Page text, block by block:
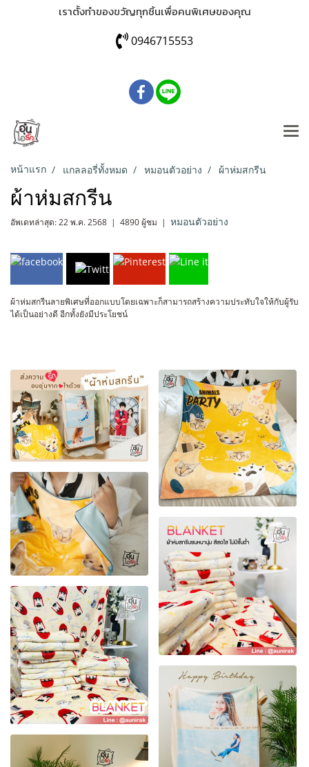
เราตั้งทำของขวัญทุกชิ้นเพื่อคนพิเศษของคุณ
0946715553
หน้าแรก แกลลอรี่ทั้งหมด หมอนตัวอย่าง ผ้าห่มสกรีน
ผ้าห่มสกรีน
อัพเดทล่าสุด: 22 พ.ค. 2568 | 4890 ผู้ชม | หมอนตัวอย่าง
ผ้าห่มสกรีนลายพิเศษที่ออกแบบโดยเฉพาะก็สามารถสร้างความประทับใจให้กับผู้รับ
ได้เป็นอย่างดี อีกทั้งยังมีประโยชน์